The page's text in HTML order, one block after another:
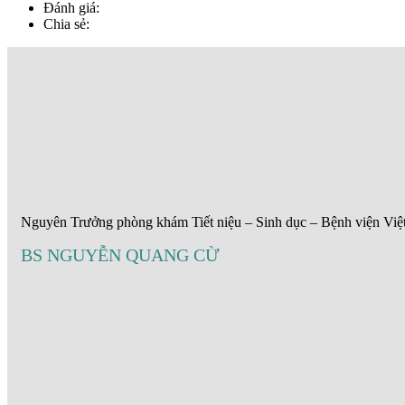
Đánh giá:
Chia sẻ:
Nguyên Trưởng phòng khám Tiết niệu – Sinh dục – Bệnh viện
BS NGUYỄN QUANG CỪ